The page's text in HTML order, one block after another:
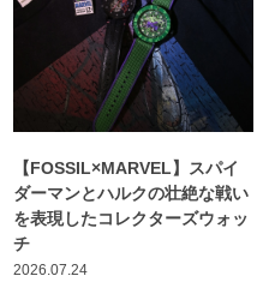
【FOSSIL×MARVEL】スパイ
ダーマンとハルクの壮絶な戦い
を表現したコレクターズウォッ
チ
2026.07.24